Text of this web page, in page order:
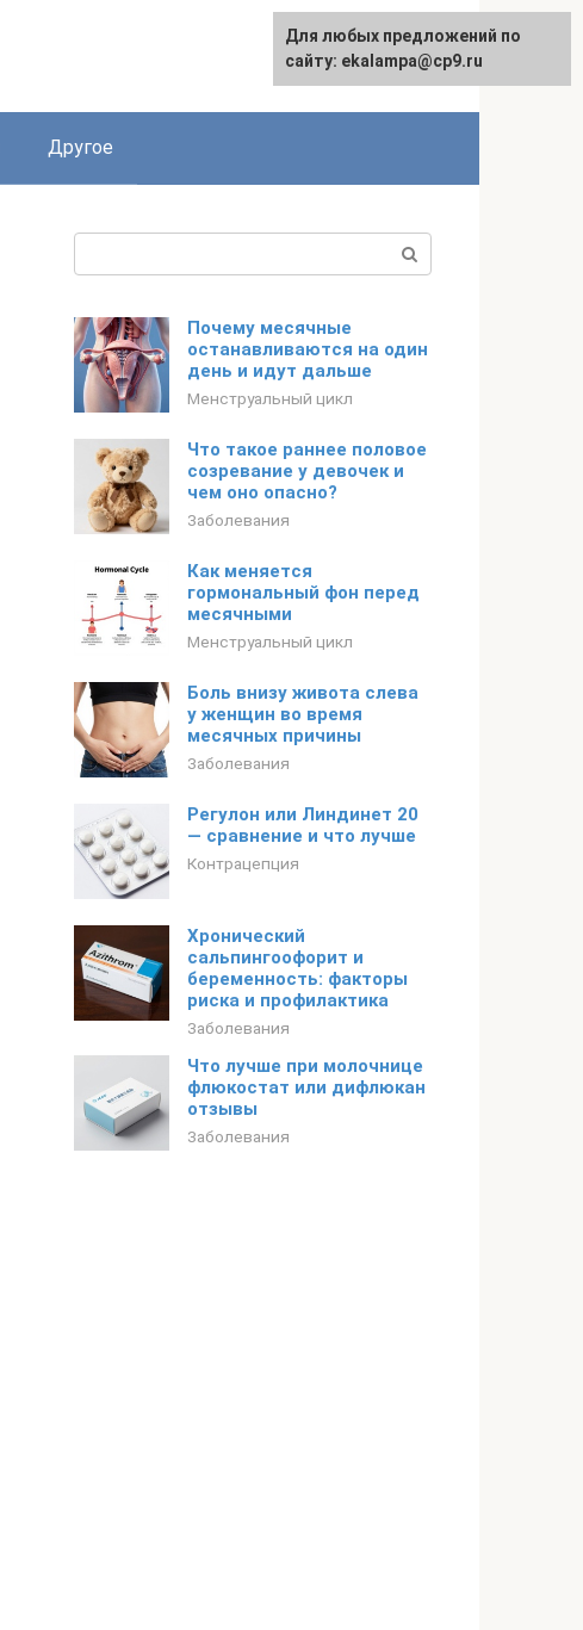
Другое
Почему месячные
останавливаются на один
день и идут дальше
Менструальный цикл
Что такое раннее половое
созревание у девочек и
чем оно опасно?
Заболевания
Как меняется
гормональный фон перед
месячными
Менструальный цикл
Боль внизу живота слева
у женщин во время
месячных причины
Заболевания
Регулон или Линдинет 20
— сравнение и что лучше
Контрацепция
Хронический
сальпингоофорит и
беременность: факторы
риска и профилактика
Заболевания
Что лучше при молочнице
флюкостат или дифлюкан
отзывы
Заболевания
Для любых предложений по
сайту: ekalampa@cp9.ru